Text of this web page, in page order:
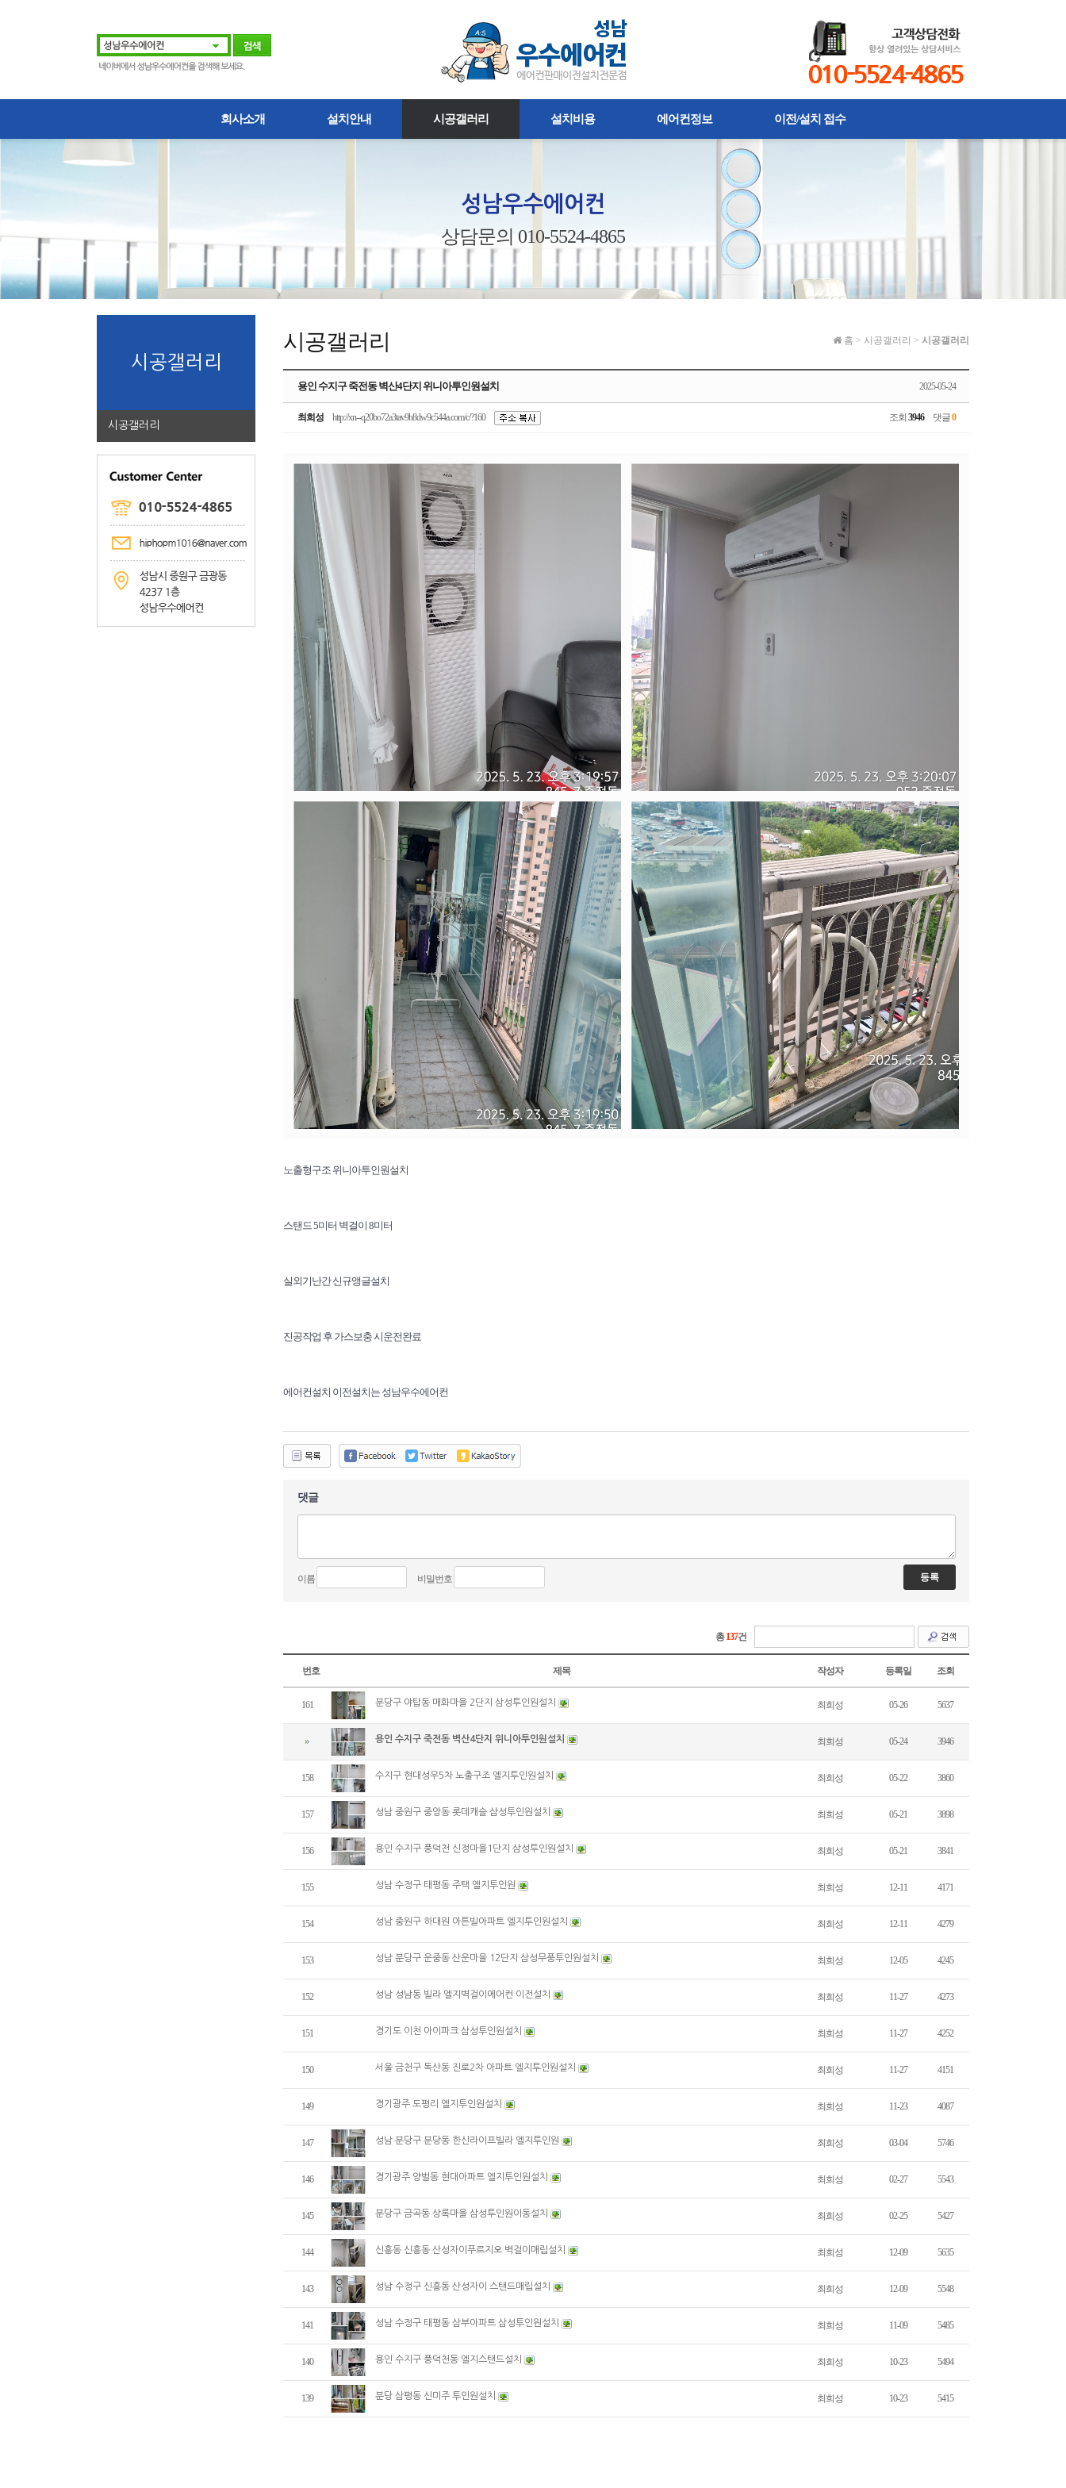
회사소개 설치안내 시공갤러리 설치비용 에어컨정보 이전/설치 접수
성남우수에어컨
상담문의 010-5524-4865
시공갤러리
시공갤러리
시공갤러리 홈 > 시공갤러리 > 시공갤러리
용인 수지구 죽전동 벽산4단지 위니아투인원설치 2025-05-24
최희성http://xn--q20bo72a3tav9h8dw9c544a.com/c/?160 조회 3946댓글0
노출형구조 위니아투인원설치
스탠드 5미터 벽걸이 8미터
실외기난간 신규앵글설치
진공작업 후 가스보충 시운전완료
에어컨설치 이전설치는 성남우수에어컨
댓글
이름 비밀번호
총137건
번호 제목 작성자 등록일 조회
161 분당구 야탑동 매화마을 2단지 삼성투인원설치 최희성 05-26 5637
용인 수지구 죽전동 벽산4단지 위니아투인원설치 최희성 05-24 3946
158 수지구 현대성우5차 노출구조 엘지투인원설치 최희성 05-22 3860
157 성남 중원구 중앙동 롯데캐슬 삼성투인원설치 최희성 05-21 3898
156 용인 수지구 풍덕천 신정마을1단지 삼성투인원설치 최희성 05-21 3841
155 성남 수정구 태평동 주택 엘지투인원 최희성 12-11 4171
154 성남 중원구 하대원 아튼빌아파트 엘지투인원설치 최희성 12-11 4279
153 성남 분당구 운중동 산운마을 12단지 삼성무풍투인원설치 최희성 12-05 4245
152 성남 성남동 빌라 엘지벽걸이에어컨 이전설치 최희성 11-27 4273
151 경기도 이천 아이파크 삼성투인원설치 최희성 11-27 4252
150 서울 금천구 독산동 진로2차 아파트 엘지투인원설치 최희성 11-27 4151
149 경기광주 도평리 엘지투인원설치 최희성 11-23 4087
147 성남 분당구 분당동 한신라이프빌라 엘지투인원 최희성 03-04 5746
146 경기광주 양벌동 현대아파트 엘지투인원설치 최희성 02-27 5543
145 분당구 금곡동 상록마을 삼성투인원이동설치 최희성 02-25 5427
144 신흥동 신흥동 산성자이푸르지오 벽걸이매립설치 최희성 12-09 5635
143 성남 수정구 신흥동 산성자이 스탠드매립설치 최희성 12-09 5548
141 성남 수정구 태평동 삼부아파트 삼성투인원설치 최희성 11-09 5485
140 용인 수지구 풍덕천동 엘지스탠드설치 최희성 10-23 5494
139 분당 삼평동 신미주 투인원설치 최희성 10-23 5415